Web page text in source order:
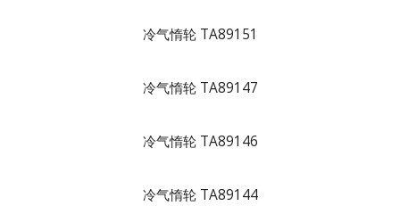
冷气惰轮 TA89151
冷气惰轮 TA89147
冷气惰轮 TA89146
冷气惰轮 TA89144